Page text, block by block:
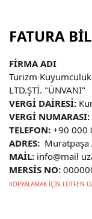
FATURA
FİRMA ADI
Turizm
LTD.ŞTİ. "ÜNVANI"
VERGİ DAİRESİ:
VERGİ NUMARASI:
TELEFON: +90 000
ADRES:
MAİL: info@mail
MERSİS NO:
KOPYALAMAK İÇİN LÜTFEN